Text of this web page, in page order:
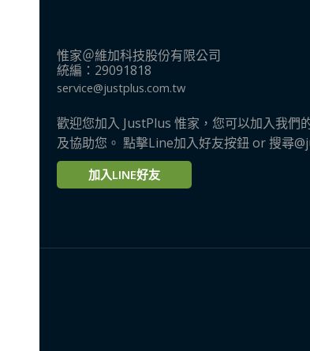
惟家＠維加科技股份有限公司
統編：29091818
service@justplus.com.tw
歡迎您加入 JustPlus 惟家，您可以加入我們
及協助您。 點擊Line加入好友按鈕 or 搜尋
加入LINE好友